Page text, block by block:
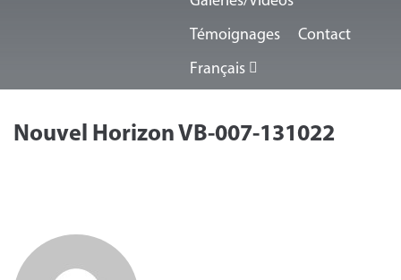
Témoignages
Contact
Français
Nouvel Horizon VB-007-131022